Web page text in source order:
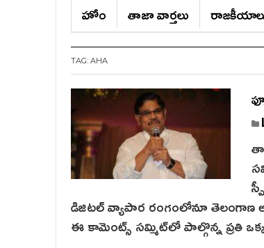
హోం తాజా వార్తలు
TAG: AHA
డిజిటల్ వ్యాపార రంగంలోనూ తెలంగాణ
ఈ కామెంట్స్ సమ్మిట్‌లో పాల్గొన్న ప్రతి